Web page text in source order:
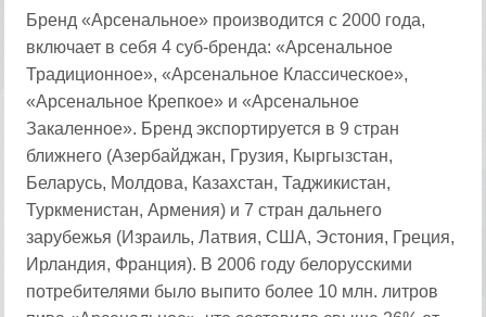
Бренд «Арсенальное» производится с 2000 года,
включает в себя 4 суб-бренда: «Арсенальное
Традиционное», «Арсенальное Классическое»,
«Арсенальное Крепкое» и «Арсенальное
Закаленное». Бренд экспортируется в 9 стран
ближнего (Азербайджан, Грузия, Кыргызстан,
Беларусь, Молдова, Казахстан, Таджикистан,
Туркменистан, Армения) и 7 стран дальнего
зарубежья (Израиль, Латвия, США, Эстония, Греция,
Ирландия, Франция). В 2006 году белорусскими
потребителями было выпито более 10 млн. литров